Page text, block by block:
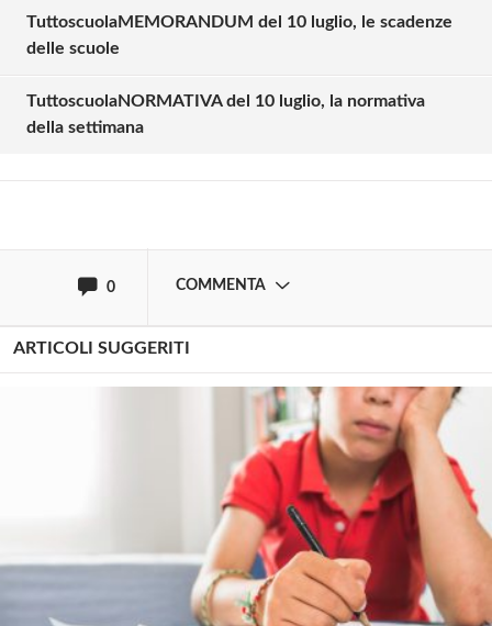
TuttoscuolaMEMORANDUM del 10 luglio, le scadenze
delle scuole
TuttoscuolaNORMATIVA del 10 luglio, la normativa
della settimana
0 COMMENTA
Solo gli utenti registrati possono
Effettua il
ARTICOLI SUGGERITI